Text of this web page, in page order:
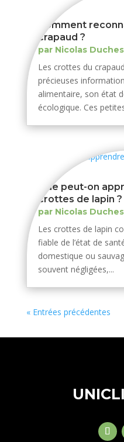
Comment
crapaud ?
par Nicolas
Les crottes du
précieuses
alimentaire, son état
écologique. Ces
Que peut-on
crottes de lapin ?
par Nicolas
Les crottes de lapin
fiable de l’état de
domestique ou
souvent négligées,...
« Entrées précédentes